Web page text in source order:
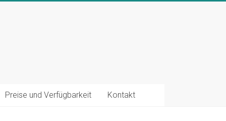
Preise und Verfügbarkeit Kontakt